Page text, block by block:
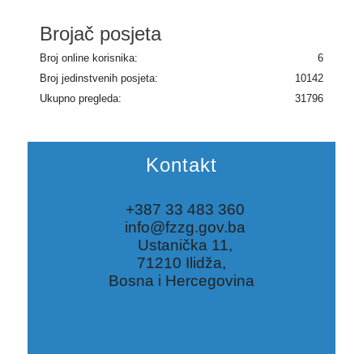
Brojač posjeta
Broj online korisnika:
6
Broj jedinstvenih posjeta:
10142
Ukupno pregleda:
31796
Kontakt
+387 33 483 360
info@fzzg.gov.ba
Ustanička 11,
71210 Ilidža,
Bosna i Hercegovina